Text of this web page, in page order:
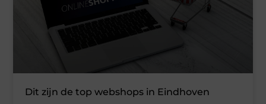
Dit zijn de top webshops in Eindhoven